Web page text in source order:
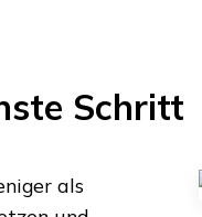
Schritt
als